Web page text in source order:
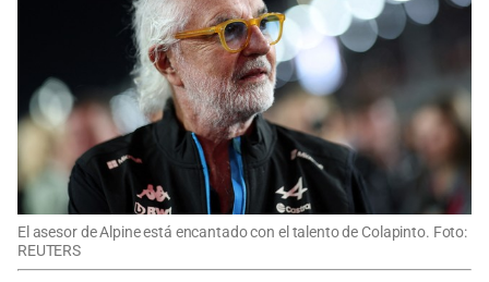
El asesor de Alpine está encantado con el talento de Colapinto. Foto:
REUTERS